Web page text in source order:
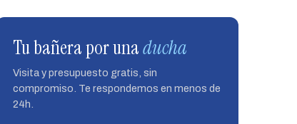
Tu bañera por unaducha
Visita y presupuesto gratis, sin
compromiso. Te respondemos en menos de
24h.